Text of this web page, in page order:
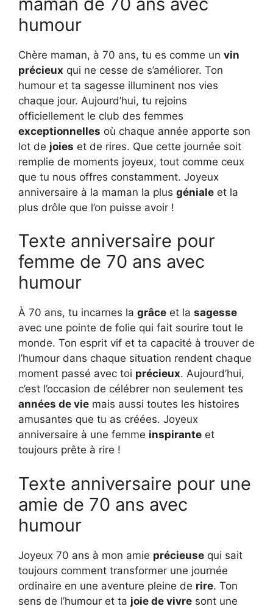
humour
Chère maman, à 70 ans, tu es comme un vin
précieux qui ne cesse de s’améliorer. Ton
humour et ta sagesse illuminent nos vies
chaque jour. Aujourd’hui, tu rejoins
officiellement le club des femmes
exceptionnelles où chaque année apporte son
lot de joies et de rires. Que cette journée soit
remplie de moments joyeux, tout comme ceux
que tu nous offres constamment. Joyeux
anniversaire à la maman la plus géniale et la
plus drôle que l’on puisse avoir !
Texte anniversaire pour
femme de 70 ans avec
humour
À 70 ans, tu incarnes la grâce et la sagesse
avec une pointe de folie qui fait sourire tout le
monde. Ton esprit vif et ta capacité à trouver de
l’humour dans chaque situation rendent chaque
moment passé avec toi précieux. Aujourd’hui,
c’est l’occasion de célébrer non seulement tes
années de vie mais aussi toutes les histoires
amusantes que tu as créées. Joyeux
anniversaire à une femme inspirante et
toujours prête à rire !
Texte anniversaire pour une
amie de 70 ans avec
humour
Joyeux 70 ans à mon amie précieuse qui sait
toujours comment transformer une journée
ordinaire en une aventure pleine de rire. Ton
sens de l’humour et ta joie de vivre sont une